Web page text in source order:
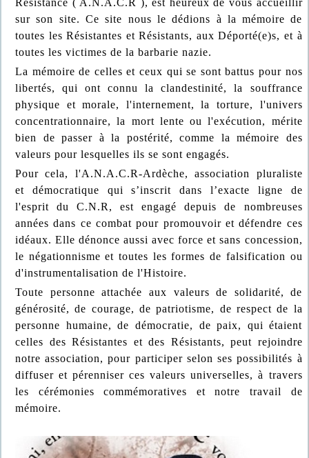
Résistance ( A.N.A.C.R ), est heureux de vous accueillir
sur son site. Ce site nous le dédions à la mémoire de
toutes les Résistantes et Résistants, aux Déporté(e)s, et à
toutes les victimes de la barbarie nazie.
La mémoire de celles et ceux qui se sont battus pour nos
libertés, qui ont connu la clandestinité, la souffrance
physique et morale, l'internement, la torture, l'univers
concentrationnaire, la mort lente ou l'exécution, mérite
bien de passer à la postérité, comme la mémoire des
valeurs pour lesquelles ils se sont engagés.
Pour cela, l'A.N.A.C.R-Ardèche, association pluraliste
et démocratique qui s’inscrit dans l’exacte ligne de
l'esprit du C.N.R, est engagé depuis de nombreuses
années dans ce combat pour promouvoir et défendre ces
idéaux. Elle dénonce aussi avec force et sans concession,
le négationnisme et toutes les formes de falsification ou
d'instrumentalisation de l'Histoire.
Toute personne attachée aux valeurs de solidarité, de
générosité, de courage, de patriotisme, de respect de la
personne humaine, de démocratie, de paix, qui étaient
celles des Résistantes et des Résistants, peut rejoindre
notre association, pour participer selon ses possibilités à
diffuser et pérenniser ces valeurs universelles, à travers
les cérémonies commémoratives et notre travail de
mémoire.